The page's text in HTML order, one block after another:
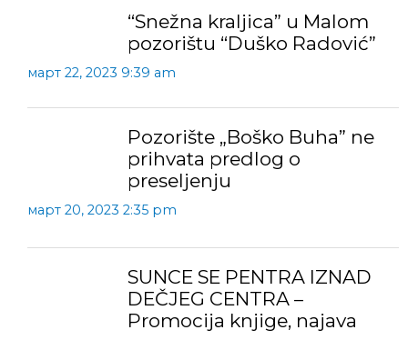
“Snežna kraljica” u Malom
pozorištu “Duško Radović”
март 22, 2023 9:39 am
Pozorište „Boško Buha” ne
prihvata predlog o
preseljenju
март 20, 2023 2:35 pm
SUNCE SE PENTRA IZNAD
DEČJEG CENTRA –
Promocija knjige, najava